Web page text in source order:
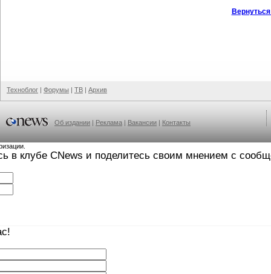
Техноблог | Форумы | ТВ | Архив
Об издании | Реклама | Вакансии | Контакты
в клубе CNews и поделитесь своим мнением с